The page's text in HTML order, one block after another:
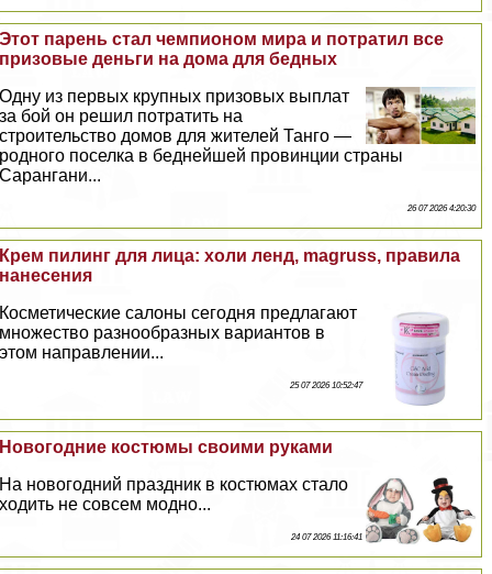
Этот парень стал чемпионом мира и потратил все
призовые деньги на дома для бедных
Одну из первых крупных призовых выплат
за бой он решил потратить на
строительство домов для жителей Танго —
родного поселка в беднейшей провинции страны
Сарангани...
26 07 2026 4:20:30
Крем пилинг для лица: холи ленд, magruss, правила
нанесения
Косметические салоны сегодня предлагают
множество разнообразных вариантов в
этом направлении...
25 07 2026 10:52:47
Новогодние костюмы своими руками
На новогодний праздник в костюмах стало
ходить не совсем модно...
24 07 2026 11:16:41